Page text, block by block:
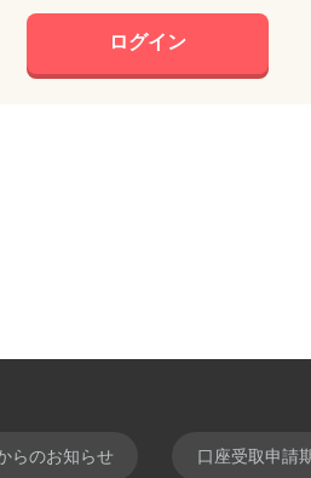
ログイン
らのお知らせ 口座受取申請